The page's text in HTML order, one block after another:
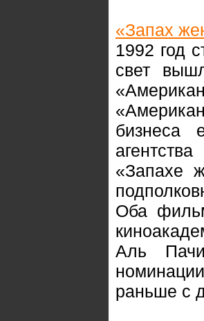
«Запах
1992 год
свет
бизнеса
«Запахе
Оба
Аль
раньше с